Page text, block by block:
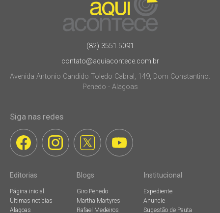
(82) 3551.5091
contato@aquiacontece.com.br
Avenida Antonio Candido Toledo Cabral, 149, Dom Constantino.
Penedo - Alagoas
Siga nas redes
Editorias
Página inicial
Últimas notícias
Alagoas
Blogs
Giro Penedo
Martha Martyres
Rafael Medeiros
Institucional
Expediente
Anuncie
Sugestão de Pauta